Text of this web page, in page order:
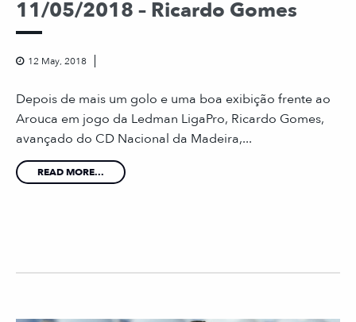
11/05/2018 – Ricardo Gomes
12 May, 2018
Depois de mais um golo e uma boa exibição frente ao
Arouca em jogo da Ledman LigaPro, Ricardo Gomes,
avançado do CD Nacional da Madeira,...
READ MORE...